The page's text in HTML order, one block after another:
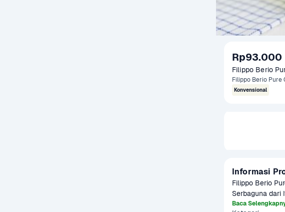
Rp93.000
Filippo Berio
Filippo Berio Pure
Konvensional
Informasi
Filippo Berio
Serbaguna
Baca